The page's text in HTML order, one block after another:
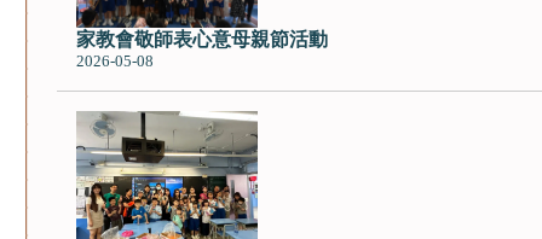
家教會敬師表心意母親節活動
2026-05-08